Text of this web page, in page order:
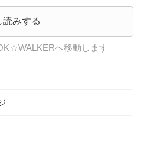
読みする
へ移動します